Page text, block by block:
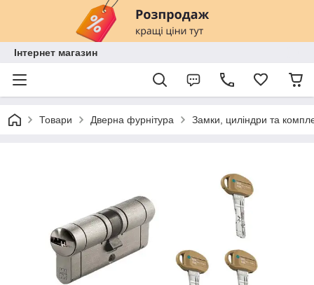
Інтернет магазин
Товари Дверна фурнітура Замки, циліндри та